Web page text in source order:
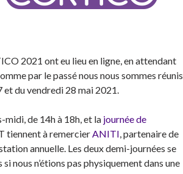
2021 ont eu lieu en ligne, en attendant
par le passé nous nous sommes réunis
et du vendredi 28 mai 2021.
midi, de 14h à 18h, et la journée de
tiennent à remercierANITI, partenaire de
annuelle. Les deux demi-journées se
nous n’étions pas physiquement dans une